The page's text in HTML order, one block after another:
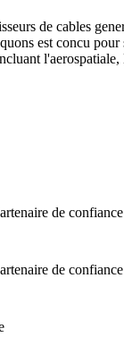
de cables
est concu
de
de